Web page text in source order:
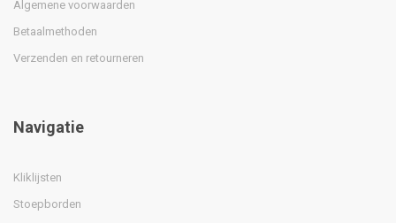
Algemene voorwaarden
Betaalmethoden
Verzenden en retourneren
Navigatie
Kliklijsten
Stoepborden